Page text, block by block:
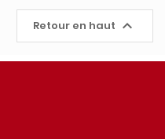
Retour en haut 